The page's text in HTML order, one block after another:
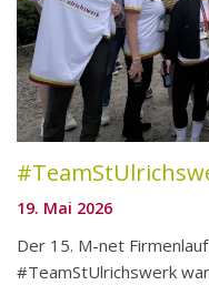
19. Mai 2026
Der 15. M-net
#TeamStUlrichswerk